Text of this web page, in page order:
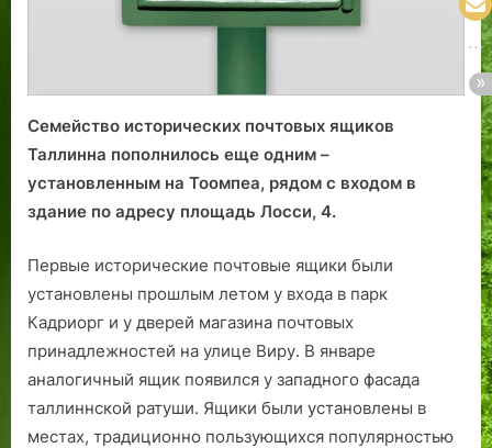
Семейство исторических почтовых ящиков
Таллинна пополнилось еще одним –
установленным на Тоомпеа, рядом с входом в
здание по адресу площадь Лосcи, 4.
Первые исторические почтовые ящики были
установлены прошлым летом у входа в парк
Кадриорг и у дверей магазина почтовых
принадлежностей на улице Виру. В январе
аналогичный ящик появился у западного фасада
таллиннской ратуши. Ящики были установлены в
местах, традиционно пользующихся популярностью